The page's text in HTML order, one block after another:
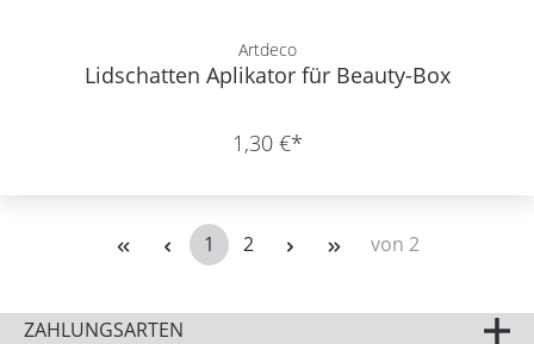
Artdeco
Lidschatten Aplikator für Beauty-Box
1,30 €*
Seite
1 Seite
2 von 2
ZAHLUNGSARTEN